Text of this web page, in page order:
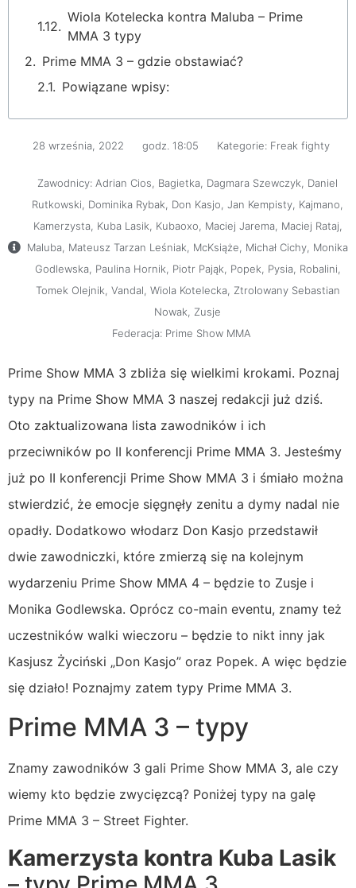
Wiola Kotelecka kontra Maluba – Prime
MMA 3 typy
Prime MMA 3 – gdzie obstawiać?
Powiązane wpisy:
28 września, 2022 godz. 18:05 Kategorie: Freak fighty
Zawodnicy: Adrian Cios Bagietka Dagmara Szewczyk
Daniel
Rutkowski
Dominika Rybak Don Kasjo Jan Kempisty Kajmano
Kamerzysta, Kuba Lasik Kubaoxo Maciej Jarema, Maciej Rataj
Maluba Mateusz Tarzan Leśniak McKsiąże Michał Cichy Monika
Godlewska, Paulina Hornik Piotr Pająk Popek Pysia, Robalini
Tomek Olejnik Vandal Wiola Kotelecka, Ztrolowany Sebastian
Nowak
Zusje
Federacja: Prime Show MMA
Prime Show MMA 3 zbliża się wielkimi krokami. Poznaj
typy na Prime Show MMA 3 naszej redakcji już dziś.
Oto zaktualizowana lista zawodników i ich
przeciwników po II konferencji Prime MMA 3. Jesteśmy
już po II konferencji Prime Show MMA 3 i śmiało można
stwierdzić, że emocje sięgnęły zenitu a dymy nadal nie
opadły. Dodatkowo włodarz Don Kasjo przedstawił
dwie zawodniczki, które zmierzą się na kolejnym
wydarzeniu Prime Show MMA 4 – będzie to Zusje i
Monika Godlewska. Oprócz co-main eventu, znamy też
uczestników walki wieczoru – będzie to nikt inny jak
Kasjusz Życiński „Don Kasjo” oraz Popek. A więc będzie
się działo! Poznajmy zatem typy Prime MMA 3.
Prime MMA 3 – typy
Znamy zawodników 3 gali Prime Show MMA 3, ale czy
wiemy kto będzie zwycięzcą? Poniżej typy na galę
Prime MMA 3 – Street Fighter.
Kamerzysta kontra Kuba Lasik